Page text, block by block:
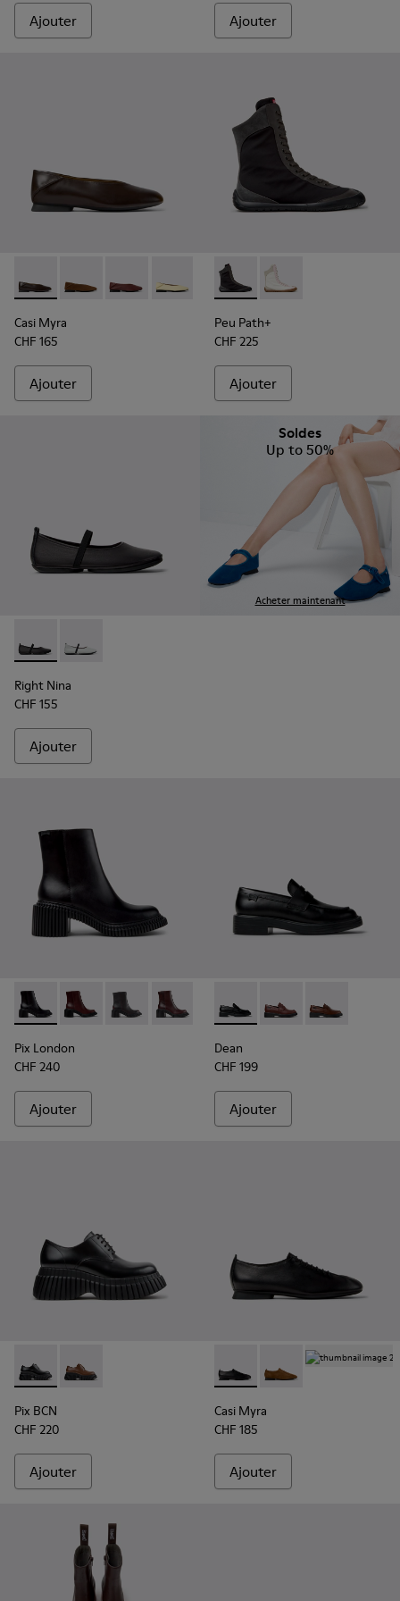
Ajouter Ajouter
Casi Myra - K201253-057 - Ballerines en cuir marron pour
Casi Myra - K201253-058
Casi Myra - K201253-048
Casi Myra - K201253-046
Casi Myra - K201253-042
Casi Myra - K201253-041
Casi Myra -
Casi Myra
CHF 165
Ajouter
Peu Path+ - K400862-002
Peu Path+ -
Peu Path+
CHF 225
Ajouter
Right Nina - K201643-002 - Ballerines en cuir noir Pour
Right Nina - K201643-017
Right Nina
CHF 155
Ajouter
Soldes
Up to 50%
Acheter maintenant
Pix London - K400804-001 - Bottines en cuir noir pour
Pix London - K400804-006
Pix London - K400804-005
Pix London - K400804-004
Pix London - K400804-002
Pix London
CHF 240
Ajouter
Dean - K201790-001 -
Dean - K201790-008
Dean -
Dean
CHF 199
Ajouter
Pix BCN - K201949-001 - Chaussures en cuir noir pour
Pix BCN - K201949-002
Pix BCN
CHF 220
Ajouter
Casi Myra - K201802-001 -
Casi Myra -
Casi Myra -
Casi Myra
CHF 185
Ajouter